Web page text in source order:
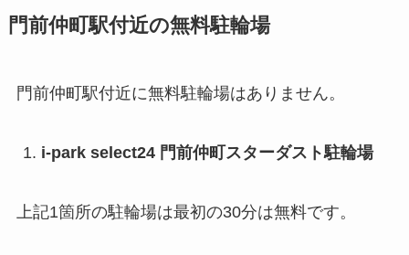
門前仲町駅付近の無料駐輪場
門前仲町駅付近に無料駐輪場はありません。
i-park select24 門前仲町スターダスト駐輪場
上記1箇所の駐輪場は最初の30分は無料です。